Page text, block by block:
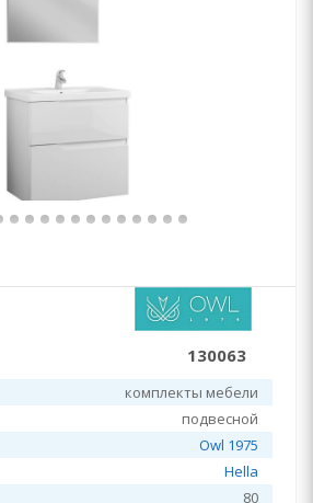
130063
комплекты мебели
подвесной
Owl 1975
Hella
80